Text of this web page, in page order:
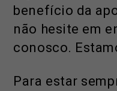
benefício da
não hesite em
conosco.
Para estar